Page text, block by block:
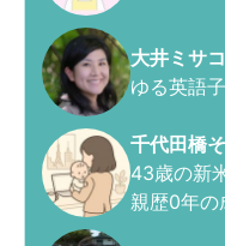
大井ミサコ
ゆる英語
千代田橋
43歳の新
親歴0年の